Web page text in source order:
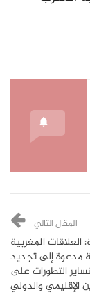
المقال التالي
العلاقات المغربية
مدعوة إلى تجديد
التطورات على
الإقليمي والدولي